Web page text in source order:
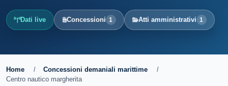
Dati live Concessioni 1 Atti amministrativi 1
Home / Concessioni demaniali marittime
/
Centro nautico margherita